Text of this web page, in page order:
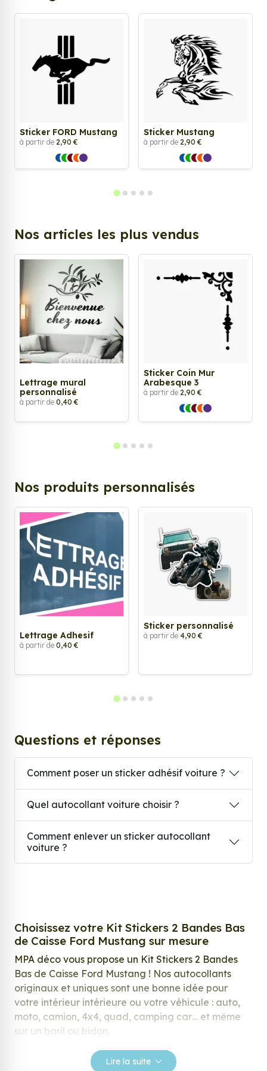
Sticker FORD Mustang
à partir de 2,90 €
Sticker Mustang
à partir de 2,90 €
Nos articles les plus vendus
Lettrage mural
personnalisé
à partir de 0,40 €
Sticker Coin Mur
Arabesque 3
à partir de 2,90 €
Nos produits personnalisés
Lettrage Adhesif
à partir de 0,40 €
Sticker personnalisé
à partir de 4,90 €
Questions et réponses
Comment poser un sticker adhésif voiture ?
Quel autocollant voiture choisir ?
Comment enlever un sticker autocollant
voiture ?
Choisissez votre Kit Stickers 2 Bandes Bas
de Caisse Ford Mustang sur mesure
MPA déco vous propose un Kit Stickers 2 Bandes
Bas de Caisse Ford Mustang ! Nos autocollants
originaux et uniques sont une bonne idée pour
votre intérieur intérieure ou votre véhicule : auto,
moto, camion, 4x4, quad, camping car… et même
sur un baril ou bidon.
Nos stickers sont spécialement conçus pour
Lire la suite